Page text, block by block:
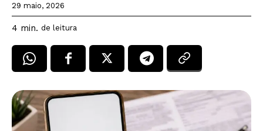
29 maio, 2026
4 min. de leitura